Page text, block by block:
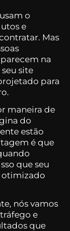
o
e
Mas
na
site
para
maneira de
do
estão
é que
que seu
otimizado
nós vamos
e
que